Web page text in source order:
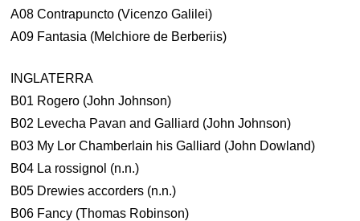
A08 Contrapuncto (Vicenzo Galilei)
A09 Fantasia (Melchiore de Berberiis)
INGLATERRA
B01 Rogero (John Johnson)
B02 Levecha Pavan and Galliard (John Johnson)
B03 My Lor Chamberlain his Galliard (John Dowland)
B04 La rossignol (n.n.)
B05 Drewies accorders (n.n.)
B06 Fancy (Thomas Robinson)